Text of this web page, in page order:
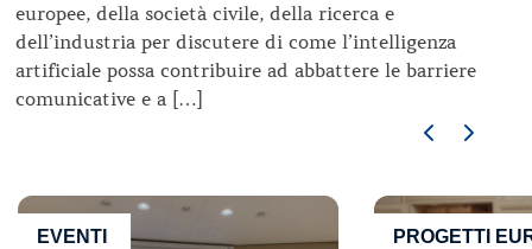
europee, della società civile, della ricerca e
dell’industria per discutere di come l’intelligenza
artificiale possa contribuire ad abbattere le barriere
comunicative e a […]
EVENTI PROGETTI